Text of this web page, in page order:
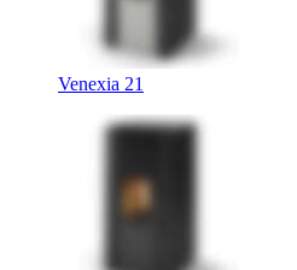
Venexia 21